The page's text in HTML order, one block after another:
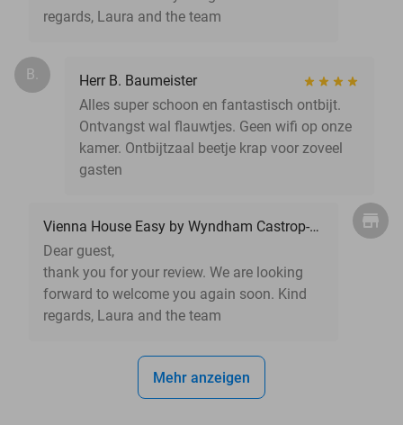
regards, Laura and the team
B.
Herr B. Baumeister
Alles super schoon en fantastisch ontbijt.
Ontvangst wal flauwtjes. Geen wifi op onze
kamer. Ontbijtzaal beetje krap voor zoveel
gasten
Vienna House Easy by Wyndham Castrop-Rauxel
Dear guest,
thank you for your review. We are looking
forward to welcome you again soon. Kind
regards, Laura and the team
Mehr anzeigen